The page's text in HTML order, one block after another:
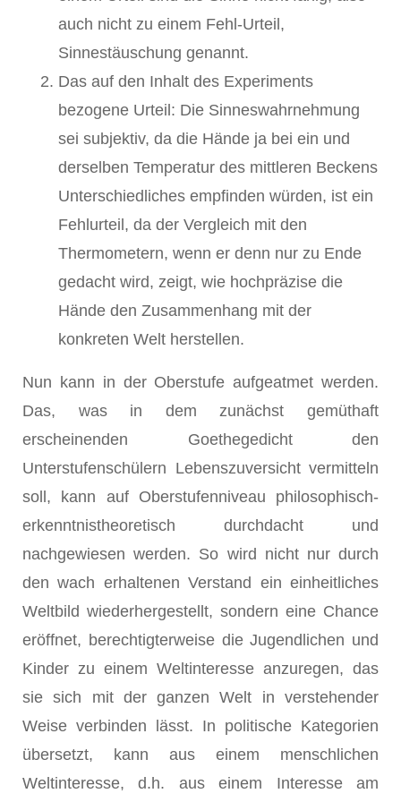
auch nicht zu einem Fehl-Urteil,
Sinnestäuschung genannt.
Das auf den Inhalt des Experiments
bezogene Urteil: Die Sinneswahrnehmung
sei subjektiv, da die Hände ja bei ein und
derselben Temperatur des mittleren Beckens
Unterschiedliches empfinden würden, ist ein
Fehlurteil, da der Vergleich mit den
Thermometern, wenn er denn nur zu Ende
gedacht wird, zeigt, wie hochpräzise die
Hände den Zusammenhang mit der
konkreten Welt herstellen.
Nun kann in der Oberstufe aufgeatmet werden.
Das, was in dem zunächst gemüthaft
erscheinenden Goethegedicht den
Unterstufenschülern Lebenszuversicht vermitteln
soll, kann auf Oberstufenniveau philosophisch-
erkenntnistheoretisch durchdacht und
nachgewiesen werden. So wird nicht nur durch
den wach erhaltenen Verstand ein einheitliches
Weltbild wiederhergestellt, sondern eine Chance
eröffnet, berechtigterweise die Jugendlichen und
Kinder zu einem Weltinteresse anzuregen, das
sie sich mit der ganzen Welt in verstehender
Weise verbinden lässt. In politische Kategorien
übersetzt, kann aus einem menschlichen
Weltinteresse, d.h. aus einem Interesse am